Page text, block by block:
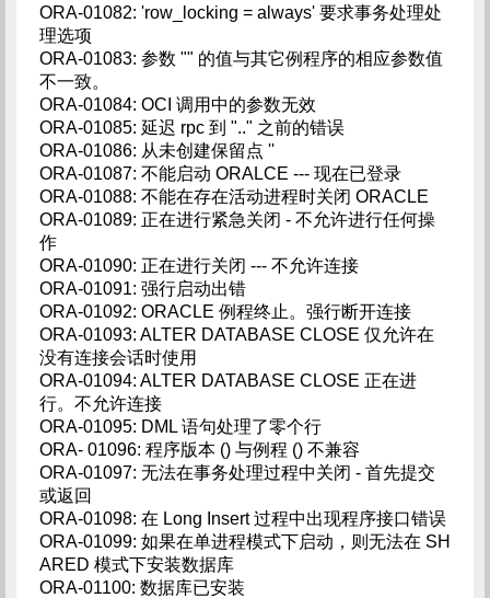
ORA-01082: 'row_locking = always' 要求事务处理处
理选项
ORA-01083: 参数 "" 的值与其它例程序的相应参数值
不一致。
ORA-01084: OCI 调用中的参数无效
ORA-01085: 延迟 rpc 到 ".." 之前的错误
ORA-01086: 从未创建保留点 ''
ORA-01087: 不能启动 ORALCE --- 现在已登录
ORA-01088: 不能在存在活动进程时关闭 ORACLE
ORA-01089: 正在进行紧急关闭 - 不允许进行任何操
作
ORA-01090: 正在进行关闭 --- 不允许连接
ORA-01091: 强行启动出错
ORA-01092: ORACLE 例程终止。强行断开连接
ORA-01093: ALTER DATABASE CLOSE 仅允许在
没有连接会话时使用
ORA-01094: ALTER DATABASE CLOSE 正在进
行。不允许连接
ORA-01095: DML 语句处理了零个行
ORA- 01096: 程序版本 () 与例程 () 不兼容
ORA-01097: 无法在事务处理过程中关闭 - 首先提交
或返回
ORA-01098: 在 Long Insert 过程中出现程序接口错误
ORA-01099: 如果在单进程模式下启动，则无法在 SH
ARED 模式下安装数据库
ORA-01100: 数据库已安装